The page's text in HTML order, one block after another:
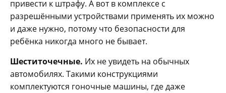
привести к штрафу. А вот в комплексе с
разрешёнными устройствами применять их можно
и даже нужно, потому что безопасности для
ребёнка никогда много не бывает.
Шеститочечные. Их не увидеть на обычных
автомобилях. Такими конструкциями
комплектуются гоночные машины, где даже